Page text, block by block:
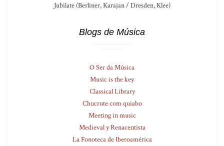
Jubilate (Berliner, Karajan / Dresden, Klee)
Blogs de Música
O Ser da Música
Music is the key
Classical Library
Chucrute com quiabo
Meeting in music
Medieval y Renacentista
La Fonoteca de Iberoamérica